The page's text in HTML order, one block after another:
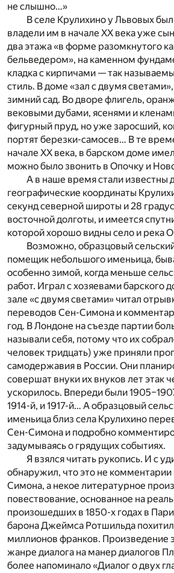
не слышно…»
В селе Крулихино у Львовых
владели им в начале XX века уже
два этажа «в форме разомкнутого
бельведером», на каменном
кладка с кирпичами — так
стиль. В доме «зал с двумя
зимний сад. Во дворе флигель,
вековыми дубами, ясенями и
фигурный пруд, но уже заросший,
портят березки-самосев… В те
начале XX века, в барском доме
можно было звонить в Опочку и
А в наше время стали известны
географические координаты
секунд северной широты и 28
восточной долготы, и имеется
которой хорошо видны село и река
Возможно, образцовый
помещик небольшого именьица,
особенно зимой, когда меньше
работ. Играл с хозяевами барского
зале «с двумя светами» читал
переводов Сен-Симона и
год. В Лондоне на съезде партии
называли себя, потому что их
человек тридцать) уже приняли
самодержавия в России. Они
совершат внуки их внуков лет этак
ускорилось. Впереди были
1914-й, и 1917-й… А образцовый
именьица близ села Крулихино
Сен-Симона и подробно
задумываясь о грядущих событиях.
Я взялся читать рукопись. И с
обнаружил, что это не
Симона, а некое литературное
повествование, основанное на
произошедших в 1850-х годах в
барона Джеймса Ротшильда
миллионов франков. Произведение
жанре диалога на манер диалогов
более напоминало «Диалог о двух